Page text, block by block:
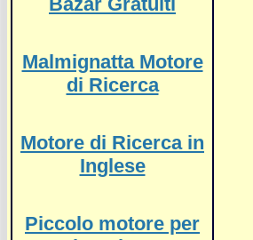
Malmignatta Motore
di Ricerca
Motore di Ricerca in
Inglese
Piccolo motore per